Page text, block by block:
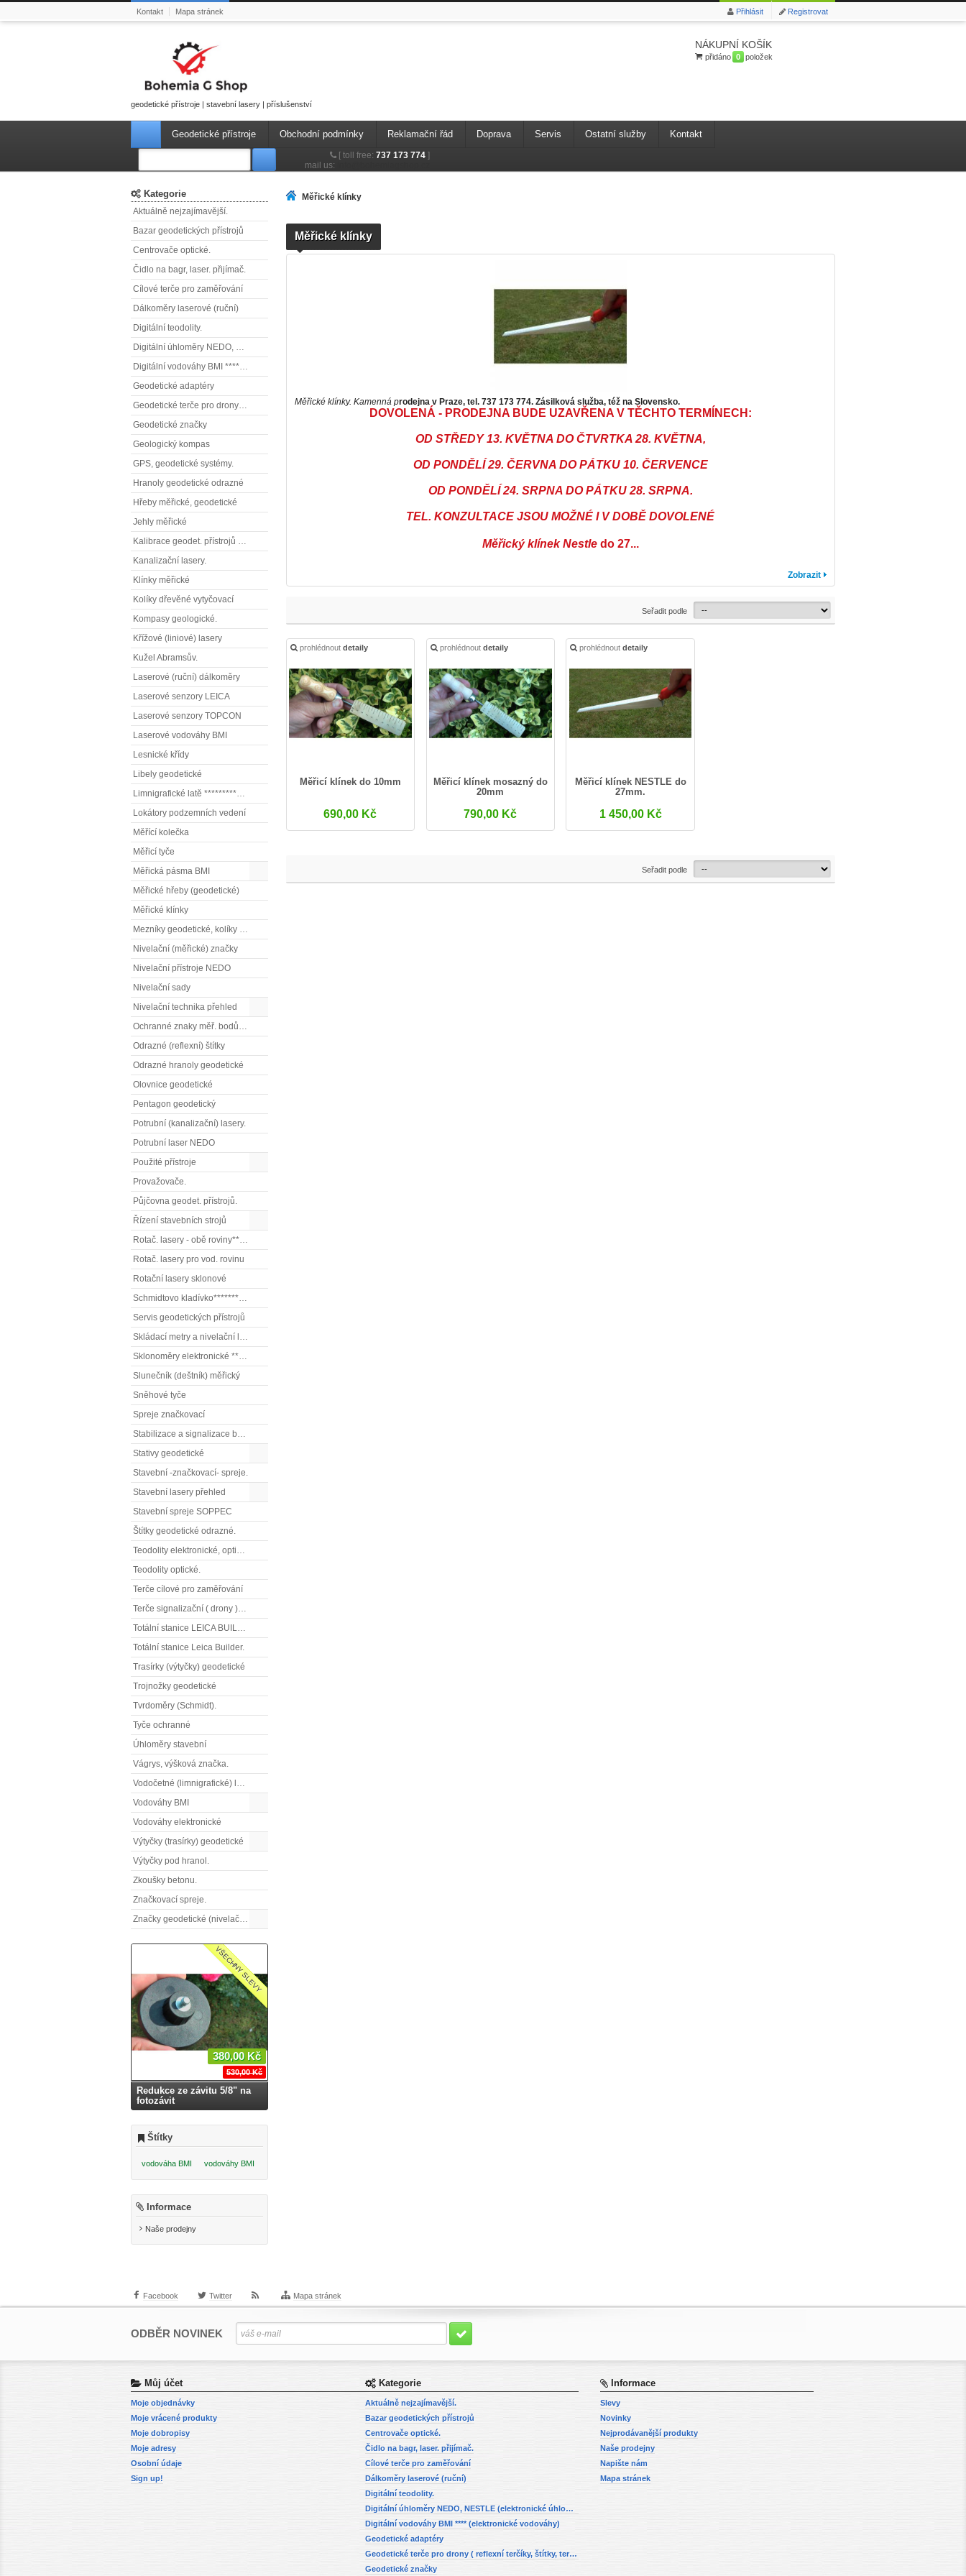
Kontakt Mapa stránek Registrovat
Přihlásit
geodetické přístroje | stavební lasery | příslušenství
NÁKUPNÍ KOŠÍK
přidáno 0 položek
Geodetické přístroje Obchodní podmínky Reklamační řád Doprava Servis Ostatní služby Kontakt
[toll free: 737 173 774]
mail us:
Kategorie
Aktuálně nejzajímavější.
Bazar geodetických přístrojů
Centrovače optické.
Čidlo na bagr, laser. přijímač.
Cílové terče pro zaměřování
Dálkoměry laserové (ruční)
Digitální teodolity.
Digitální úhloměry NEDO, NESTLE (elektronické úhloměry)
Digitální vodováhy BMI **** (elektronické vodováhy)
Geodetické adaptéry
Geodetické terče pro drony ( reflexní terčíky, štítky, terče pro fotogrammetrii)
Geodetické značky
Geologický kompas
GPS, geodetické systémy.
Hranoly geodetické odrazné
Hřeby měřické, geodetické
Jehly měřické
Kalibrace geodet. přístrojů a příslušenství.
Kanalizační lasery.
Klínky měřické
Kolíky dřevěné vytyčovací
Kompasy geologické.
Křížové (liniové) lasery
Kužel Abramsův.
Laserové (ruční) dálkoměry
Laserové senzory LEICA
Laserové senzory TOPCON
Laserové vodováhy BMI
Lesnické křídy
Libely geodetické
Limnigrafické latě ************( vodočetné latě)
Lokátory podzemních vedení
Měřící kolečka
Měřicí tyče
Měřická pásma BMI
Měřické hřeby (geodetické)
Měřické klínky
Mezníky geodetické, kolíky vytyčovací
Nivelační (měřické) značky
Nivelační přístroje NEDO
Nivelační sady
Nivelační technika přehled
Ochranné znaky měř. bodů OTZ - (signalizační, ochranné tyče)
Odrazné (reflexní) štítky
Odrazné hranoly geodetické
Olovnice geodetické
Pentagon geodetický
Potrubní (kanalizační) lasery.
Potrubní laser NEDO
Použité přístroje
Provažovače.
Půjčovna geodet. přístrojů.
Řízení stavebních strojů
Rotač. lasery - obě roviny** (vodorovnou a svislou rovinu)
Rotač. lasery pro vod. rovinu
Rotační lasery sklonové
Schmidtovo kladívko******** (tvrdoměr, zkoušky betonu).)
Servis geodetických přístrojů
Skládací metry a nivelační latě
Sklonoměry elektronické **** (digitální vodováhy, sklonové lasery)
Slunečník (deštník) měřický
Sněhové tyče
Spreje značkovací
Stabilizace a signalizace bodů
Stativy geodetické
Stavební -značkovací- spreje.
Stavební lasery přehled
Stavební spreje SOPPEC
Štítky geodetické odrazné.
Teodolity elektronické, optické
Teodolity optické.
Terče cílové pro zaměřování
Terče signalizační ( drony ), terče pro fotogrammetrii
Totální stanice LEICA BUILDER
Totální stanice Leica Builder.
Trasírky (výtyčky) geodetické
Trojnožky geodetické
Tvrdoměry (Schmidt).
Tyče ochranné
Úhloměry stavební
Vágrys, výšková značka.
Vodočetné (limnigrafické) latě
Vodováhy BMI
Vodováhy elektronické
Výtyčky (trasírky) geodetické
Výtyčky pod hranol.
Zkoušky betonu.
Značkovací spreje.
Značky geodetické (nivelační)
VŠECHNY SLEVY
380,00 Kč
530,00 Kč
Redukce ze závitu 5/8" na
fotozávit
Štítky
vodováha BMI vodováhy BMI
Informace
Naše prodejny
Měřické klínky
Měřické klínky
Měřické klínky. Kamenná prodejna v Praze, tel. 737 173 774. Zásilková služba, též na Slovensko.
DOVOLENÁ - PRODEJNA BUDE UZAVŘENA V TĚCHTO TERMÍNECH:
OD STŘEDY 13. KVĚTNA DO ČTVRTKA 28. KVĚTNA,
OD PONDĚLÍ 29. ČERVNA DO PÁTKU 10. ČERVENCE
OD PONDĚLÍ 24. SRPNA DO PÁTKU 28. SRPNA.
TEL. KONZULTACE JSOU MOŽNÉ I V DOBĚ DOVOLENÉ
Měřický klínek Nestle do 27...
Zobrazit
Seřadit podle
prohlédnout detaily
Měřicí klínek do 10mm
690,00 Kč
prohlédnout detaily
Měřicí klínek mosazný do
20mm
790,00 Kč
prohlédnoutdetaily
Měřicí klínek NESTLE do
27mm.
1 450,00 Kč
Seřadit podle
Facebook Twitter Mapa stránek
ODBĚR NOVINEK
Můj účet
Moje objednávky
Moje vrácené produkty
Moje dobropisy
Moje adresy
Osobní údaje
Sign up!
Kategorie
Aktuálně nejzajímavější.
Bazar geodetických přístrojů
Centrovače optické.
Čidlo na bagr, laser. přijímač.
Cílové terče pro zaměřování
Dálkoměry laserové (ruční)
Digitální teodolity.
Digitální úhloměry NEDO, NESTLE (elektronické úhloměry)
Digitální vodováhy BMI **** (elektronické vodováhy)
Geodetické adaptéry
Geodetické terče pro drony ( reflexní terčíky, štítky, terče pro fotogrammetrii)
Geodetické značky
Informace
Slevy
Novinky
Nejprodávanější produkty
Naše prodejny
Napište nám
Mapa stránek